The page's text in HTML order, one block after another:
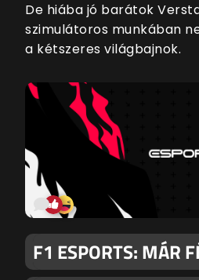
De hiába jó barátok
szimulátoros munkában
a kétszeres világbajnok.
F1 ESPORTS: MÁR